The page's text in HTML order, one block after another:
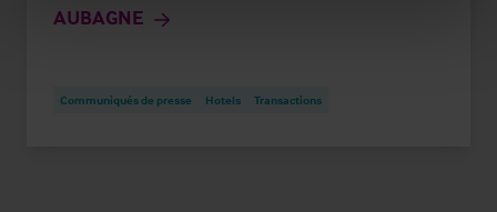
AUBAGNE
Communiqués de presse Hotels Transactions